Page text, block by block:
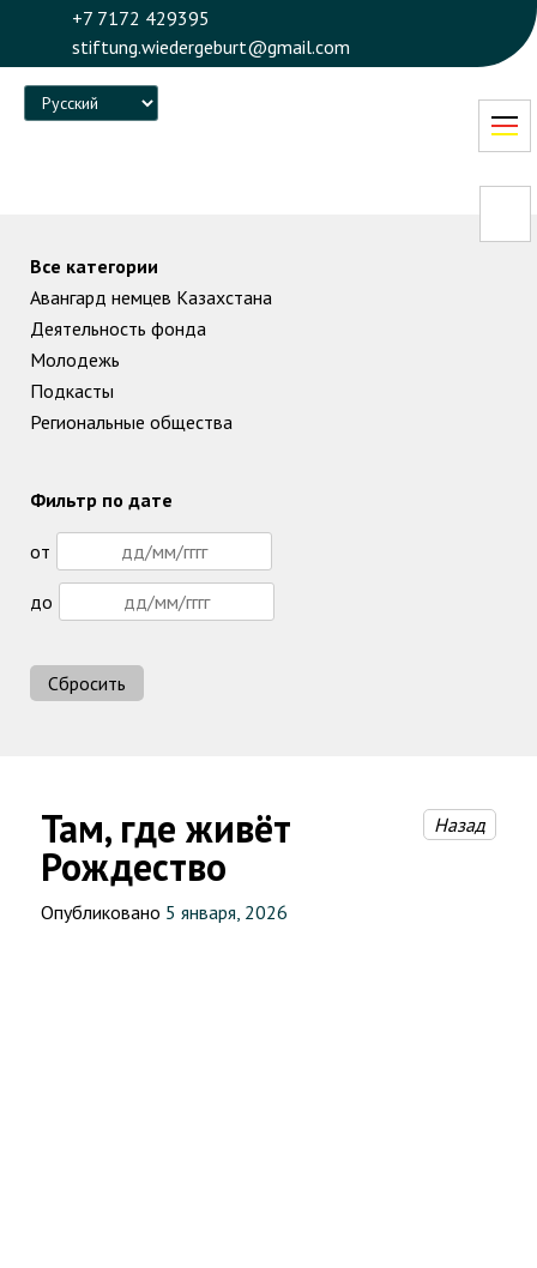
+7 7172 429395
stiftung.wiedergeburt@gmail.com
Language
Там, где живёт
Рождество
Назад
Опубликовано 5 января, 2026
Все категории
Авангард немцев Казахстана
Деятельность фонда
Молодежь
Подкасты
Региональные общества
Фильтр по дате
от
до
Сбросить